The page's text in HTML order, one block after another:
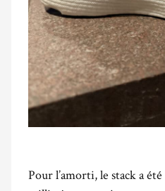
Pour l’amorti, le stack a